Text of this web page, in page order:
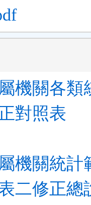
機關各類
對照表
機關統計
二修正總